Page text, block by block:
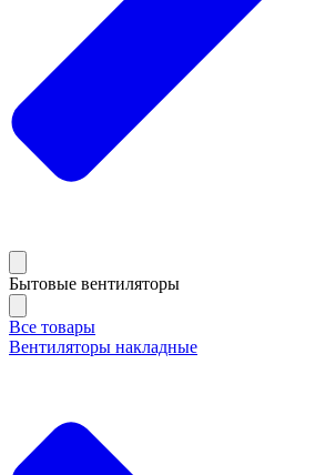
Бытовые вентиляторы
Все товары
Вентиляторы накладные